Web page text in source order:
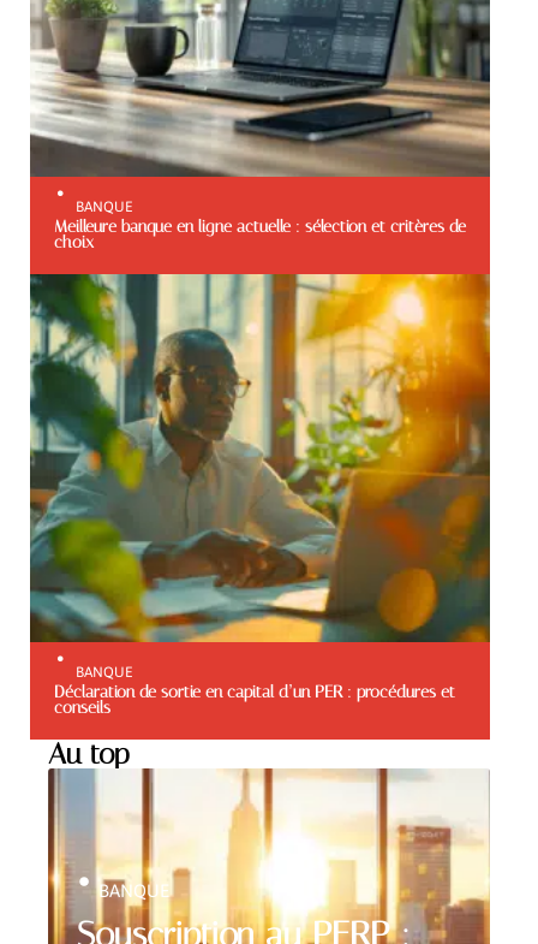
BANQUE
Meilleure banque en ligne actuelle : sélection et critères de
choix
BANQUE
Déclaration de sortie en capital d’un PER : procédures et
conseils
Au top
Souscription au PERP :
BANQUE